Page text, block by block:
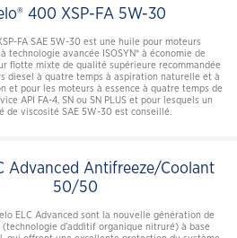
400 XSP-FA 5W-30
FA SAE 5W-30 est une huile pour moteurs
technologie avancée ISOSYN® à économie de
flotte mixte de qualité supérieure recommandée
diesel à quatre temps à aspiration naturelle et à
et pour les moteurs à essence à quatre temps de
API FA-4, SN ou SN PLUS et pour lesquels un
de viscosité SAE 5W-30 est conseillé.
Advanced Antifreeze/Coolant
50/50
ELC Advanced sont la nouvelle génération de
(technologie d’additif organique nitruré) à base